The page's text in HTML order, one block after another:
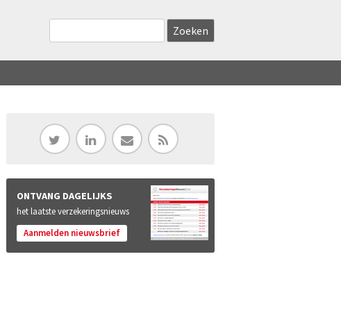
ONTVANG DAGELIJKS
het laatste verzekeringsnieuws
Aanmelden nieuwsbrief